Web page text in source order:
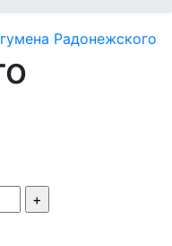
Радонежского